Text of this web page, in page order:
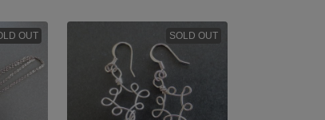
OUT SOLD OUT